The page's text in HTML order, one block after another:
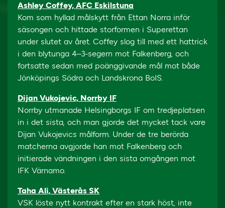
Ashley Coffey, AFC Eskilstuna
Kom som hyllad målskytt från Ettan Norra inför
säsongen och hittade storformen i Superettan
under slutet av året. Coffey slog till med ett hattrick
i den blytunga 4–3-segern mot Falkenberg, och
fortsatte sedan med poänggivande mål mot både
Jönköpings Södra och Landskrona BoIS.
Dijan Vukojevic, Norrby IF
Norrby utmanade Helsingborgs IF om tredjeplatsen
in i det sista, och man gjorde det mycket tack vare
Dijan Vukojevics målform. Under de tre berörda
matcherna avgjorde han mot Falkenberg och
initierade vändningen i den sista omgången mot
IFK Värnamo.
Taha Ali, Västerås SK
VSK löste nytt kontrakt efter en stark höst, inte